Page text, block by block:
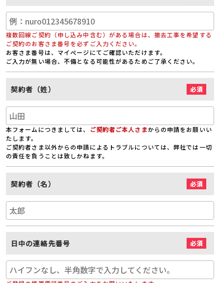
複数回線ご契約（申し込み中含む）がある場合は、撤去工事を希望する
ご契約のお客さま番号を必ずご入力ください。
お客さま番号は、マイぺージにてご確認いただけます。
ご入力が無い場合、不備となる可能性があるためご了承ください。
契約者（姓） 必須
本フォームにつきましては、 ご契約者ご本人さまからの申請をお願いい
たします。
ご契約者さま以外からの申請によるトラブルについては、弊社では一切
の責任を負うことは致しかねます。
契約者（名） 必須
日中の連絡先番号 必須